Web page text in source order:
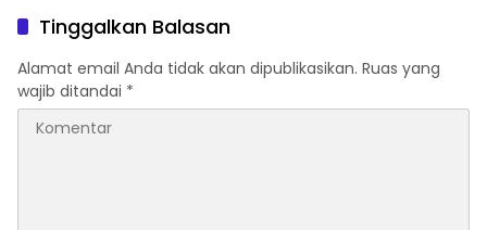
Tinggalkan Balasan
Alamat email Anda tidak akan dipublikasikan. Ruas yang
wajib ditandai *